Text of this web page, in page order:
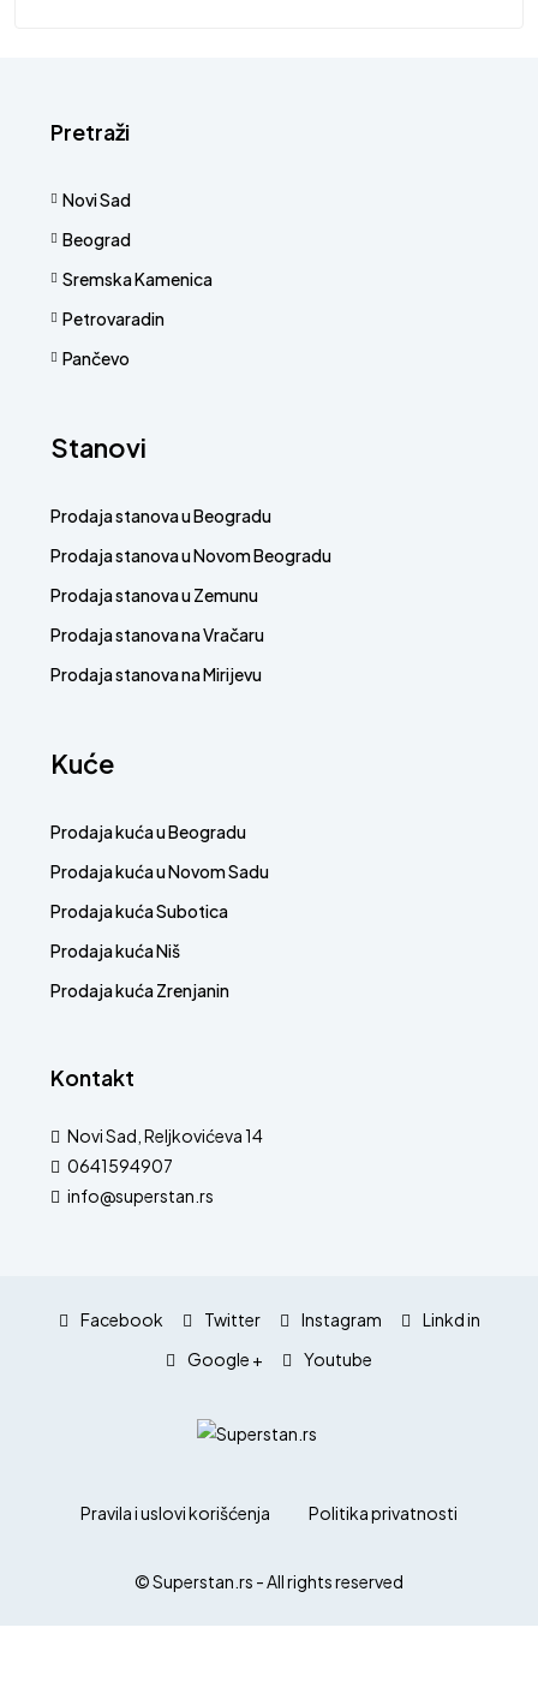
Pretraži
Novi Sad
Beograd
Sremska Kamenica
Petrovaradin
Pančevo
Stanovi
Prodaja stanova u Beogradu
Prodaja stanova u Novom Beogradu
Prodaja stanova u Zemunu
Prodaja stanova na Vračaru
Prodaja stanova na Mirijevu
Kuće
Prodaja kuća u Beogradu
Prodaja kuća u Novom Sadu
Prodaja kuća Subotica
Prodaja kuća Niš
Prodaja kuća Zrenjanin
Kontakt
Novi Sad, Reljkovićeva 14
0641594907
info@superstan.rs
Facebook Twitter Instagram
Linkd in
Google +
Youtube
Pravila i uslovi korišćenja Politika privatnosti
© Superstan.rs - All rights reserved